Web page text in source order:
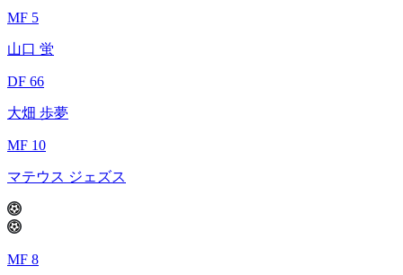
MF 5
山口 蛍
DF 66
大畑 歩夢
MF 10
マテウス ジェズス
MF 8